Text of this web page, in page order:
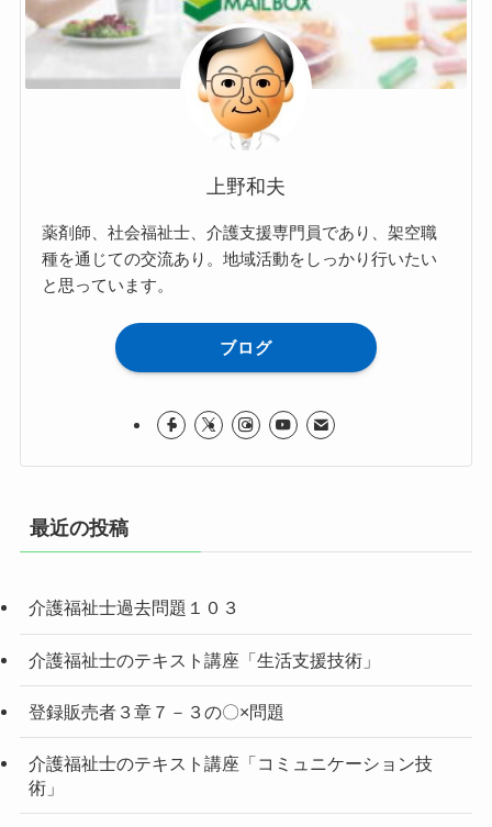
上野和夫
薬剤師、社会福祉士、介護支援専門員であり、架空職
種を通じての交流あり。地域活動をしっかり行いたい
と思っています。
ブログ
最近の投稿
介護福祉士過去問題１０３
介護福祉士のテキスト講座「生活支援技術」
登録販売者３章７－３の〇×問題
介護福祉士のテキスト講座「コミュニケーション技
術」